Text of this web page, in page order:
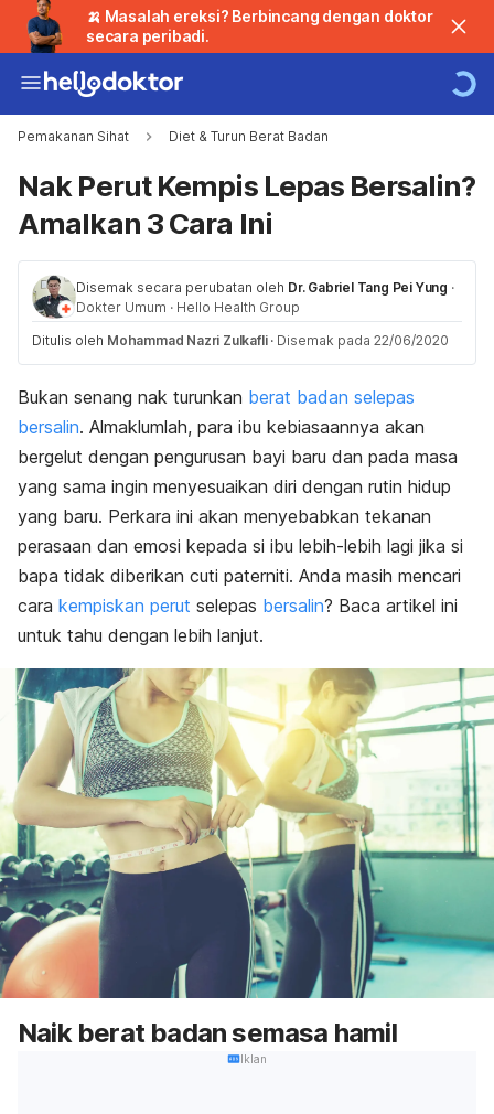
🍌 Masalah ereksi? Berbincang dengan doktor
secara peribadi.
Pemakanan Sihat Diet & Turun Berat Badan
Nak Perut Kempis Lepas Bersalin?
Amalkan 3 Cara Ini
Disemak secara perubatan oleh Dr. Gabriel Tang Pei Yung ·
Dokter Umum · Hello Health Group
Ditulis oleh Mohammad Nazri Zulkafli · Disemak pada 22/06/2020
Bukan senang nak turunkan berat badan selepas
bersalin. Almaklumlah, para ibu kebiasaannya akan
bergelut dengan pengurusan bayi baru dan pada masa
yang sama ingin menyesuaikan diri dengan rutin hidup
yang baru. Perkara ini akan menyebabkan tekanan
perasaan dan emosi kepada si ibu lebih-lebih lagi jika si
bapa tidak diberikan cuti paterniti. Anda masih mencari
cara kempiskan perut selepas bersalin? Baca artikel ini
untuk tahu dengan lebih lanjut.
Naik berat badan semasa hamil
Iklan